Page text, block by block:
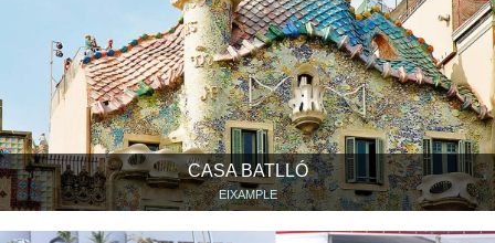
CASA BATLLÓ
EIXAMPLE